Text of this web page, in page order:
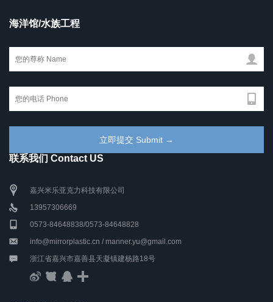
海洋馆/水族工程
联系我们 Contact US
嘉兴米乐亚克力科技有限公司
13957306669
0573-84648838/0573-84648828
info@mirrorplastic.cn / manner.yu@gmail.com
浙江省嘉兴市嘉善县天凝镇建杨路18号